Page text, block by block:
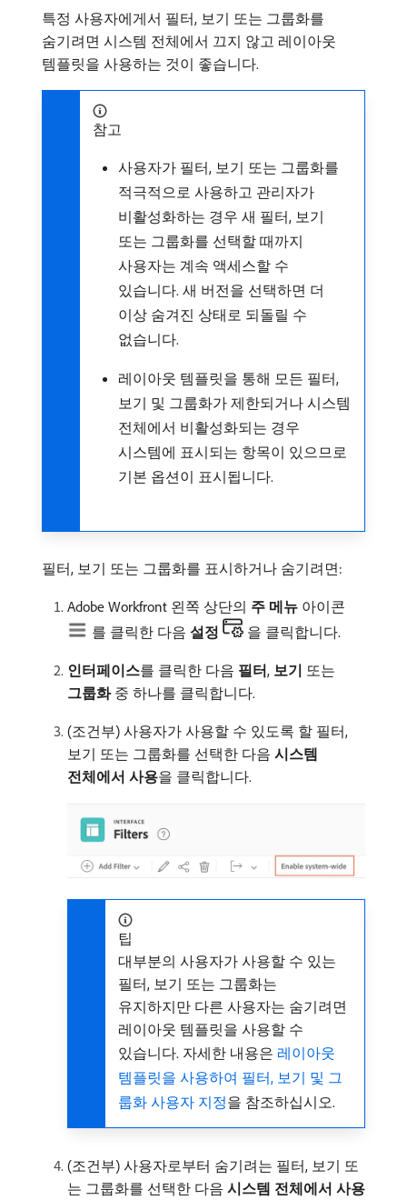
특정 사용자에게서 필터, 보기 또는 그룹화를
숨기려면 시스템 전체에서 끄지 않고 레이아웃
템플릿을 사용하는 것이 좋습니다.
참고
사용자가 필터, 보기 또는 그룹화를
적극적으로 사용하고 관리자가
비활성화하는 경우 새 필터, 보기
또는 그룹화를 선택할 때까지
사용자는 계속 액세스할 수
있습니다. 새 버전을 선택하면 더
이상 숨겨진 상태로 되돌릴 수
없습니다.
레이아웃 템플릿을 통해 모든 필터,
보기 및 그룹화가 제한되거나 시스템
전체에서 비활성화되는 경우
시스템에 표시되는 항목이 있으므로
기본 옵션이 표시됩니다.
필터, 보기 또는 그룹화를 표시하거나 숨기려면:
Adobe Workfront 왼쪽 상단의 주 메뉴 아이콘
를 클릭한 다음 설정 을 클릭합니다.
인터페이스​를 클릭한 다음 필터, 보기 또는
그룹화중 하나를 클릭합니다.
(조건부) 사용자가 사용할 수 있도록 할 필터,
보기 또는 그룹화를 선택한 다음 시스템
전체에서 사용​을 클릭합니다.
팁
대부분의 사용자가 사용할 수 있는
필터, 보기 또는 그룹화는
유지하지만 다른 사용자는 숨기려면
레이아웃 템플릿을 사용할 수
있습니다. 자세한 내용은 레이아웃
템플릿을 사용하여 필터, 보기 및 그
룹화 사용자 지정을 참조하십시오.
(조건부) 사용자로부터 숨기려는 필터, 보기 또
는 그룹화를 선택한 다음 시스템 전체에서 사용